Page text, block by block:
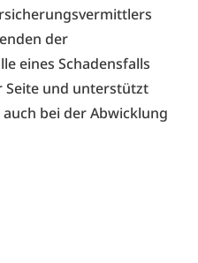
der
eines Schadensfalls
Seite und unterstützt
bei der Abwicklung